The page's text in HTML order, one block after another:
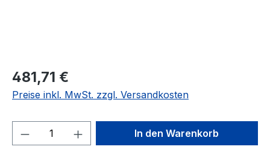
481,71 €
Preise inkl. MwSt. zzgl. Versandkosten
Produkt Anzahl: Gib denIn den Warenkorb